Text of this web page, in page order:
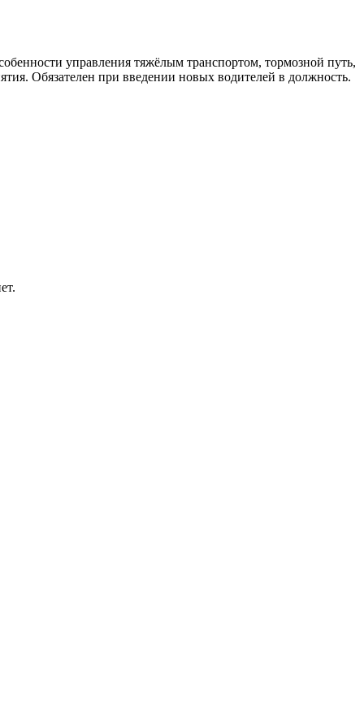
управления тяжёлым транспортом, тормозной путь,
Обязателен при введении новых водителей в должность.